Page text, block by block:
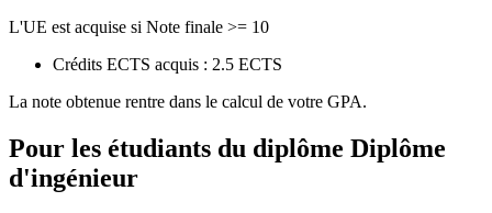
L'UE est acquise si Note finale >= 10
Crédits ECTS acquis : 2.5 ECTS
La note obtenue rentre dans le calcul de votre GPA.
Pour les étudiants du diplôme Diplôme
d'ingénieur